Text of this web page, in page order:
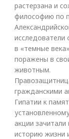
растерзана и
философию по
исследователи
в «темные
поражены в
животным.
гражданскими
Гипатии к
акции
историю жизни